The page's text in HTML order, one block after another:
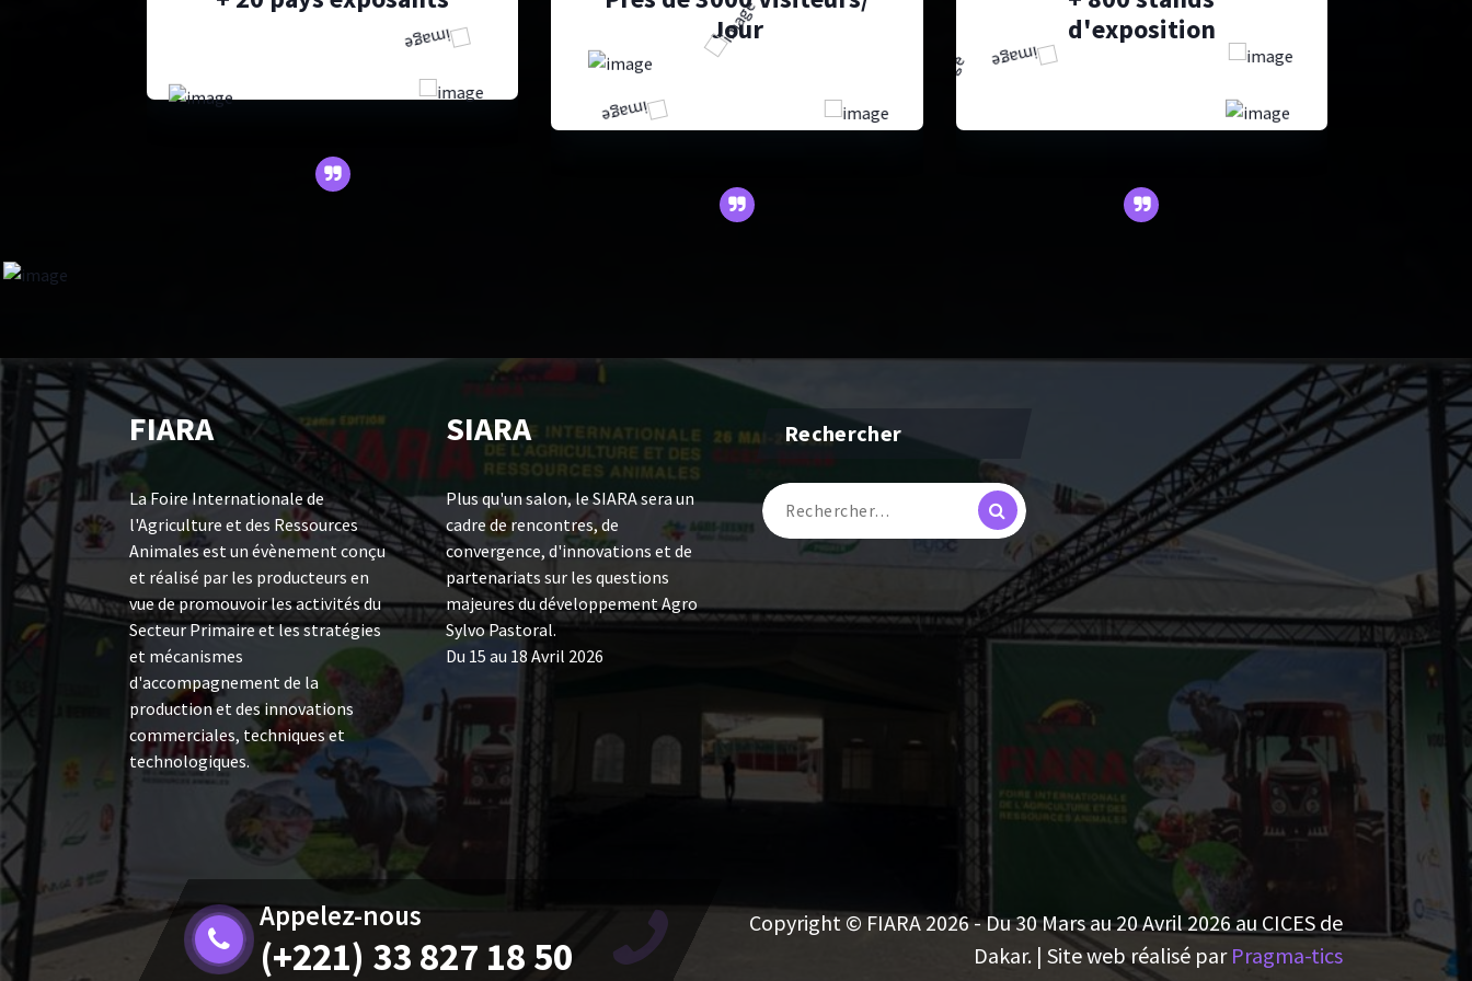
Jour
d'exposition
FIARA
La Foire Internationale de
l'Agriculture et des Ressources
Animales est un évènement conçu
et réalisé par les producteurs en
vue de promouvoir les activités du
Secteur Primaire et les stratégies
et mécanismes
d'accompagnement de la
production et des innovations
commerciales, techniques et
technologiques.
SIARA
Plus qu'un salon, le SIARA sera un
cadre de rencontres, de
convergence, d'innovations et de
partenariats sur les questions
majeures du développement Agro
Sylvo Pastoral.
Du 15 au 18 Avril 2026
Rechercher
Appelez-nous
(+221) 33 827 18 50
Copyright © FIARA 2026 - Du 30 Mars au 20 Avril 2026 au CICES de
Dakar. | Site web réalisé par Pragma-tics